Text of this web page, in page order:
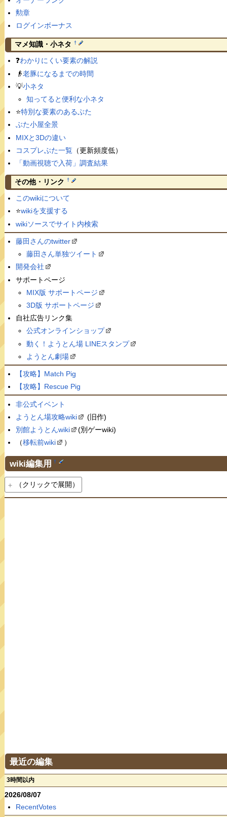
勲章
ログインボーナス
マメ知識・小ネタ †
❓わかりにくい要素の解説
👴老豚になるまでの時間
💡小ネタ
知ってると便利な小ネタ
⭐️特別な要素のあるぶた
ぶた小屋全景
MIXと3Dの違い
コスプレぶた一覧（更新頻度低）
「動画視聴で入荷」調査結果
その他・リンク †
このwikiについて
⭐️wikiを支援する
wikiソースでサイト内検索
藤田さんのtwitter
藤田さん単独ツイート
開発会社
サポートページ
MIX版 サポートページ
3D版 サポートページ
自社広告リンク集
公式オンラインショップ
動く！ようとん場 LINEスタンプ
ようとん劇場
【攻略】Match Pig
【攻略】Rescue Pig
非公式イベント
ようとん場攻略wiki
(旧作)
別館ようとんwiki
(別ゲーwiki)
（移転前wiki ）
wiki編集用 †
（クリックで展開）
最近の編集
3時間以内
2026/08/07
RecentVotes